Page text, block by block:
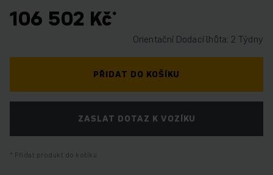
106 502 Kč
Orientační Dodací lhůta: 2 Týdny
PŘIDAT DO KOŠÍKU
ZASLAT DOTAZ K VOZÍKU
Přidat produkt do košíku